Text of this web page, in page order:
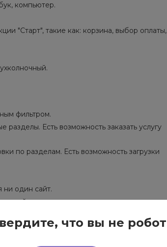
что вы не робот
компьютер.
"Старт", такие как: корзина, выбор оплаты,
фильтром.
Есть возможность заказать услугу
по разделам. Есть возможность загрузки
ни один сайт.
сайт.
сайт.